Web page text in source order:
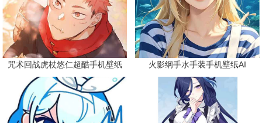
咒术回战虎杖悠仁超酷手机壁纸 火影纲手水手装手机壁纸AI